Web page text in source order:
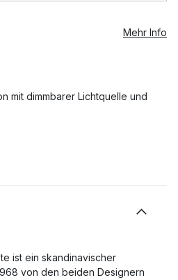
Mehr Info
mit dimmbarer Lichtquelle und
ist ein skandinavischer
von den beiden Designern